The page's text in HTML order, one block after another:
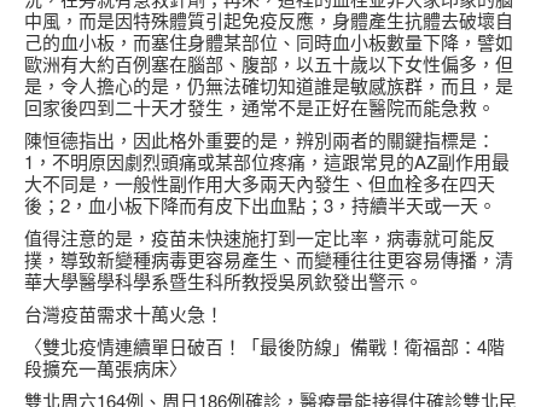
中風，而是因特殊體質引起免疫反應，身體產生抗體去破壞自
己的血小板，而塞住身體某部位、同時血小板數量下降，譬如
歐洲有大約百例塞在腦部、腹部，以五十歲以下女性偏多，但
是，令人擔心的是，仍無法確切知道誰是敏感族群，而且，是
回家後四到二十天才發生，通常不是正好在醫院而能急救。
陳恒德指出，因此格外重要的是，辨別兩者的關鍵指標是：
1，不明原因劇烈頭痛或某部位疼痛，這跟常見的AZ副作用最
大不同是，一般性副作用大多兩天內發生、但血栓多在四天
後；2，血小板下降而有皮下出血點；3，持續半天或一天。
值得注意的是，疫苗未快速施打到一定比率，病毒就可能反
撲，導致新變種病毒更容易產生、而變種往往更容易傳播，清
華大學醫學科學系暨生科所教授吳夙欽發出警示。
台灣疫苗需求十萬火急！
〈雙北疫情連續單日破百！「最後防線」備戰！衛福部：4階
段擴充一萬張病床〉
雙北周六164例、周日186例確診，醫療量能接得住確診雙北民